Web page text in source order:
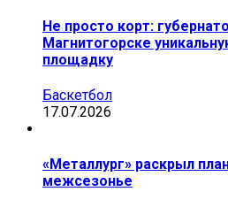
Не просто корт:
Магнитогорске
площадку
Баскетбол
17.07.2026
«Металлург» раскрыл
межсезонье